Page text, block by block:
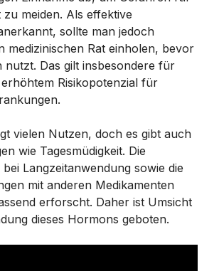
zu meiden. Als effektive
sollte man jedoch
medizinischen Rat einholen, bevor
nutzt. Das gilt insbesondere für
Risikopotenzial für
vielen Nutzen, doch es gibt auch
wie Tagesmüdigkeit. Die
Langzeitanwendung sowie die
mit anderen Medikamenten
erforscht. Daher ist Umsicht
dieses Hormons geboten.